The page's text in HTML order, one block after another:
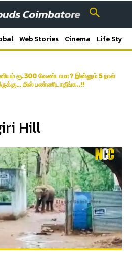
Web Stories Cinema Life Style
ரூ.300 வேண்டாமா? இன்னும் 5 நாள்
மிஸ் பண்ணிடாதீங்க..!!
Hill